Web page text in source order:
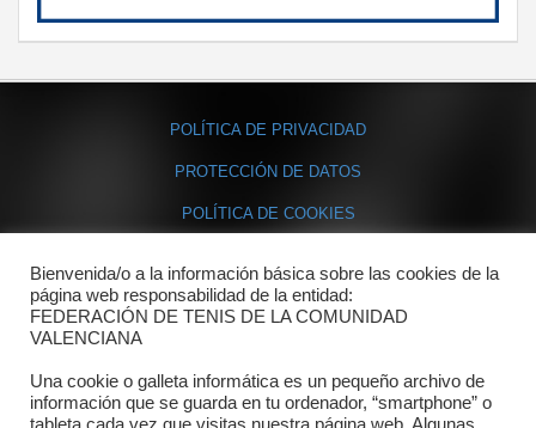
POLÍTICA DE PRIVACIDAD
PROTECCIÓN DE DATOS
POLÍTICA DE COOKIES
Contacto
Dónde estamos
Directorio departamentos
Horario
Bienvenida/o a la información básica sobre las cookies de la
página web responsabilidad de la entidad:
FEDERACIÓN DE TENIS DE LA COMUNIDAD
VALENCIANA
Una cookie o galleta informática es un pequeño archivo de
información que se guarda en tu ordenador, “smartphone” o